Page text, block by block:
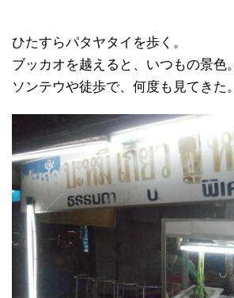
ひたすらパタヤタイを歩く。
ブッカオを越えると、いつもの景色。
ソンテウや徒歩で、何度も見てきた。